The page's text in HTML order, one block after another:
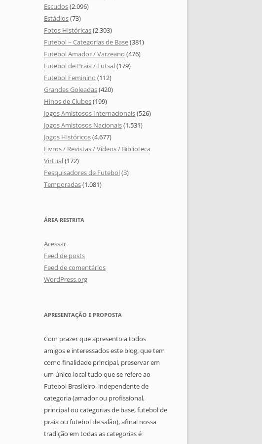
Escudos(2.096)
Estádios(73)
Fotos Históricas(2.303)
Futebol – Categorias de Base(381)
Futebol Amador / Varzeano (476)
Futebol de Praia / Futsal(179)
Futebol Feminino (112)
Grandes Goleadas(420)
Hinos de Clubes(199)
Jogos Amistosos Internacionais(526)
Jogos Amistosos Nacionais(1.531)
Jogos Históricos(4.677)
Livros / Revistas / Vídeos / Biblioteca
Virtual(172)
Pesquisadores de Futebol(3)
Temporadas(1.081)
ÁREA RESTRITA
Acessar
Feed de posts
Feed de comentários
WordPress.org
APRESENTAÇÃO E PROPOSTA
Com prazer que apresento a todos
amigos e interessados este blog, que tem
como finalidade principal, preservar em
um único local tudo que se refere ao
Futebol Brasileiro, independente de
categoria (amador ou profissional,
principal ou categorias de base, futebol de
praia ou futebol de salão), afinal nossa
tradição em todas as categorias é